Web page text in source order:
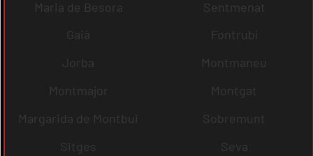
Maria de Besora
Sentmenat
Gaià
Fontrubí
Jorba
Montmaneu
Montmajor
Montgat
Margarida de Montbui
Sobremunt
Sitges
Seva